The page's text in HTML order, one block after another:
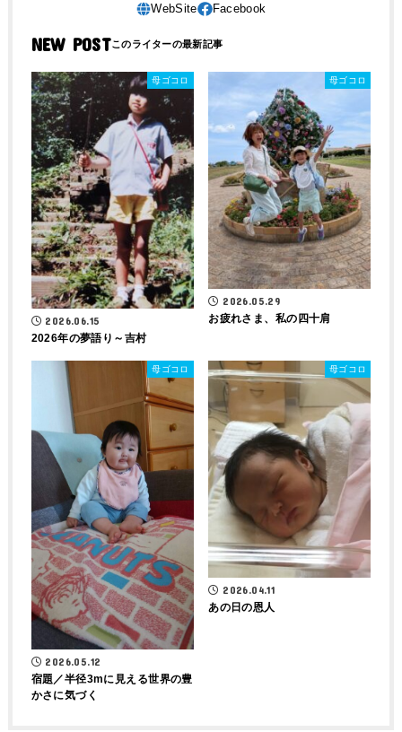
NEW POST
母ゴコロ
2026.06.15
2026年の夢語り～吉村
母ゴコロ
2026.05.29
お疲れさま、私の四十肩
母ゴコロ
2026.05.12
宿題／半径3mに見える世界の豊
かさに気づく
母ゴコロ
2026.04.11
あの日の恩人